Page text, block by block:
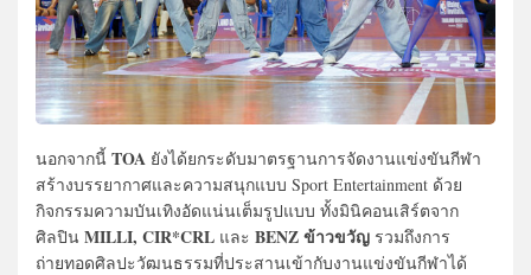
นอกจากนี้ TOA ยังได้ยกระดับมาตรฐานการจัดงานแข่งขันกีฬา
สร้างบรรยากาศและความสนุกแบบ Sport Entertainment ด้วย
กิจกรรมความบันเทิงอัดแน่นเต็มรูปแบบ ทั้งมินิคอนเสิร์ตจาก
ศิลปิน MILLI, CIR*CRL และ BENZ ข้าวขวัญ รวมถึงการ
ถ่ายทอดศิลปะวัฒนธรรมที่ประสานเข้ากับงานแข่งขันกีฬาได้